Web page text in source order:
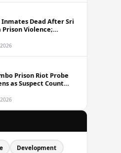
Inmates Dead After Sri
Prison Violence;
Plot
Prison Riot Probe
as Suspect Count
Development